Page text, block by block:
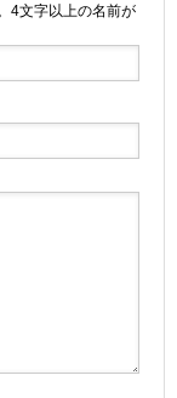
4文字以上の名前が